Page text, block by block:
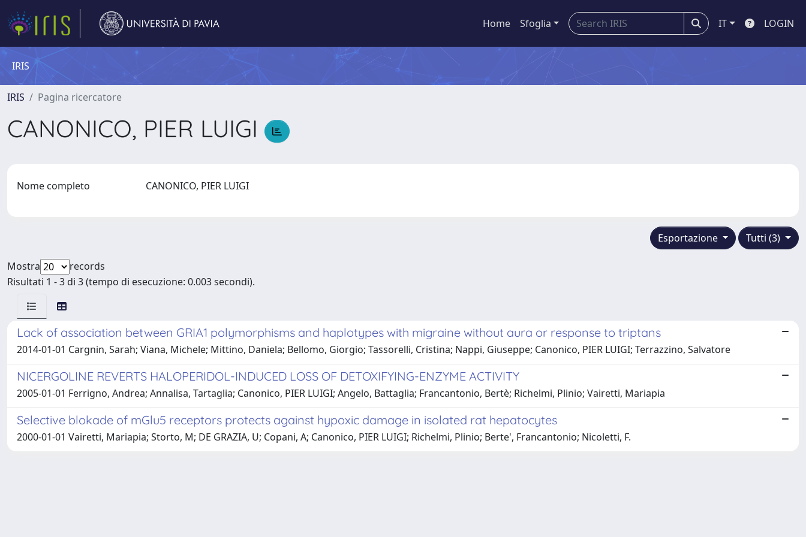
Home Sfoglia IT LOGIN
IRIS
IRIS Pagina ricercatore
CANONICO, PIER LUIGI
Nome completo CANONICO, PIER LUIGI
Tutti (3)
Esportazione
Mostra
records
Risultati 1 - 3 di 3 (tempo di esecuzione: 0.003 secondi).
Lack of association between GRIA1 polymorphisms and haplotypes with migraine without aura or response to triptans
2014-01-01 Cargnin, Sarah; Viana, Michele; Mittino, Daniela; Bellomo, Giorgio; Tassorelli, Cristina; Nappi, Giuseppe; Canonico, PIER LUIGI; Terrazzino, Salvatore
NICERGOLINE REVERTS HALOPERIDOL-INDUCED LOSS OF DETOXIFYING-ENZYME ACTIVITY
2005-01-01 Ferrigno, Andrea; Annalisa, Tartaglia; Canonico, PIER LUIGI; Angelo, Battaglia; Francantonio, Bertè; Richelmi, Plinio; Vairetti, Mariapia
Selective blokade of mGlu5 receptors protects against hypoxic damage in isolated rat hepatocytes
2000-01-01 Vairetti, Mariapia; Storto, M; DE GRAZIA, U; Copani, A; Canonico, PIER LUIGI; Richelmi, Plinio; Berte', Francantonio; Nicoletti, F.